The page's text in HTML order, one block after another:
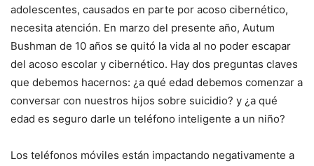
adolescentes, causados en parte por acoso cibernético,
necesita atención. En marzo del presente año, Autum
Bushman de 10 años se quitó la vida al no poder escapar
del acoso escolar y cibernético. Hay dos preguntas claves
que debemos hacernos: ¿a qué edad debemos comenzar a
conversar con nuestros hijos sobre suicidio? y ¿a qué
edad es seguro darle un teléfono inteligente a un niño?
Los teléfonos móviles están impactando negativamente a